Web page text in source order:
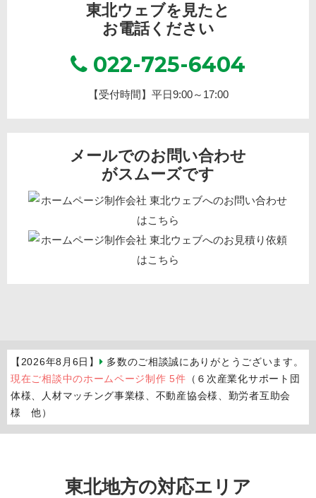
東北ウェブを見たと
お電話ください
022-725-6404
【受付時間】平日9:00～17:00
メールでのお問い合わせ
がスムーズです
【2026年8月6日】
多数のご相談誠にありがとうございます。
現在ご相談中のホームページ制作 5件 （６次産業化サポート団
体様、人材マッチング事業様、不動産協会様、勤労者互助会
様 他）
東北地方の対応エリア